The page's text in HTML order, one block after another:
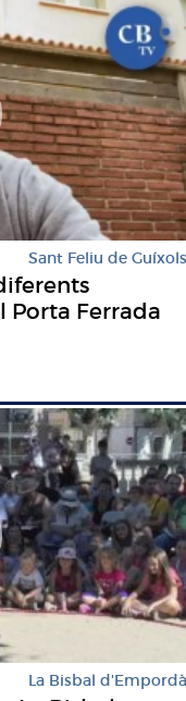
Sant Feliu de Guíxols
Porta Ferrada
La Bisbal d'Empordà